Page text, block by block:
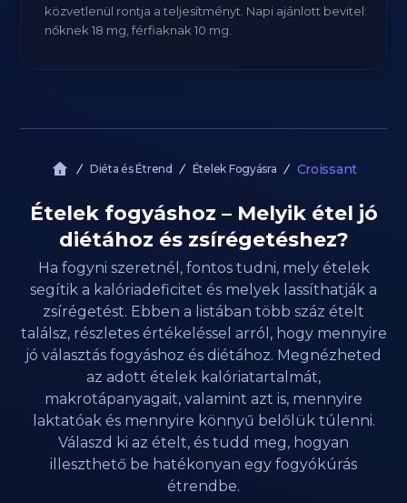
közvetlenül rontja a teljesítményt. Napi ajánlott bevitel:
nőknek 18 mg, férfiaknak 10 mg.
Diéta és Étrend Ételek Fogyásra Croissant
Ételek fogyáshoz – Melyik étel jó
diétához és zsírégetéshez?
Ha fogyni szeretnél, fontos tudni, mely ételek
segítik a kalóriadeficitet és melyek lassíthatják a
zsírégetést. Ebben a listában több száz ételt
találsz, részletes értékeléssel arról, hogy mennyire
jó választás fogyáshoz és diétához. Megnézheted
az adott ételek kalóriatartalmát,
makrotápanyagait, valamint azt is, mennyire
laktatóak és mennyire könnyű belőlük túlenni.
Válaszd ki az ételt, és tudd meg, hogyan
illeszthető be hatékonyan egy fogyókúrás
étrendbe.